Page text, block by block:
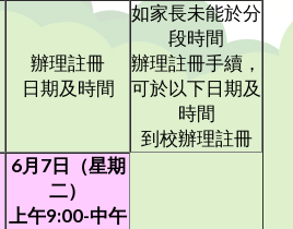
辦理註冊
日期及時間
如家長未能於分
段時間
辦理註冊手續，
可於以下日期及
時間
到校辦理註冊
6月7日 （星期
二）
上午9:00-中午